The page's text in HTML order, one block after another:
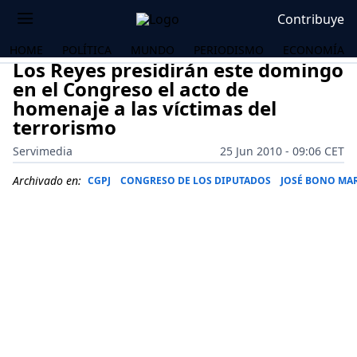
Contribuye
HOME POLÍTICA MUNDO PERIODISMO ECONOMÍA
Los Reyes presidirán este domingo
en el Congreso el acto de
homenaje a las víctimas del
terrorismo
Servimedia
25 Jun 2010 - 09:06 CET
Archivado en: CGPJ CONGRESO DE LOS DIPUTADOS JOSÉ BONO